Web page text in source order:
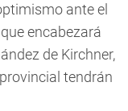
ante el
encabezará
de Kirchner,
tendrán